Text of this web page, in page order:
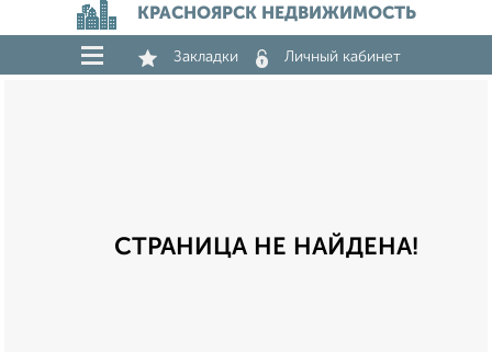
КРАСНОЯРСК НЕДВИЖИМОСТЬ
Закладки Личный кабинет
СТРАНИЦА НЕ НАЙДЕНА!